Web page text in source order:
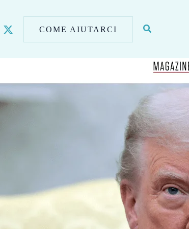
COME AIUTARCI